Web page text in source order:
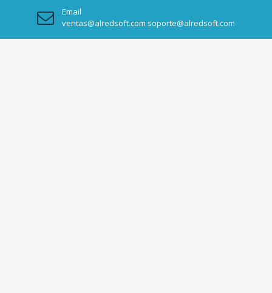
Email
ventas@alredsoft.com soporte@alredsoft.com